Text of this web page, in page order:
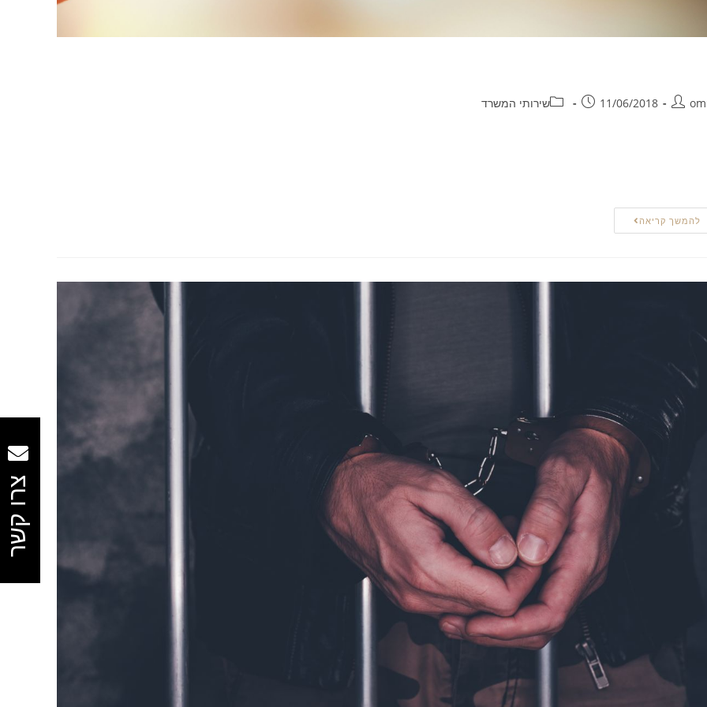
11/06/2018 שירותי המשרד
להמשך קריאה
צרו קשר